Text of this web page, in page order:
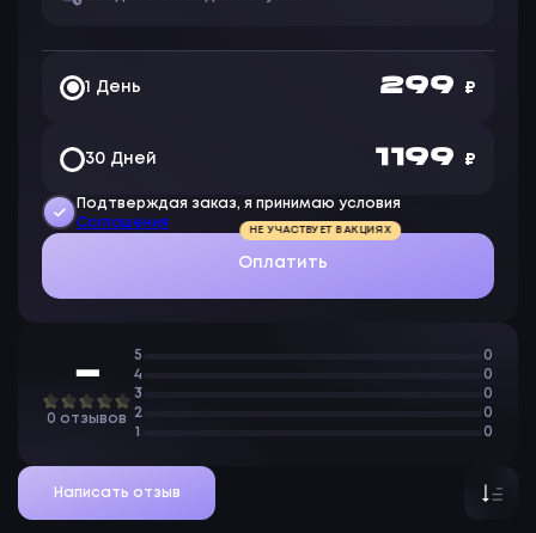
1 День 299 ₽
30 Дней 1 199 ₽
Подтверждая заказ, я принимаю условия
Соглашения
Оплатить
НЕ УЧАСТВУЕТ В АКЦИЯХ
—
0 отзывов
5
0
4
0
3
0
2
0
1
0
Написать отзыв